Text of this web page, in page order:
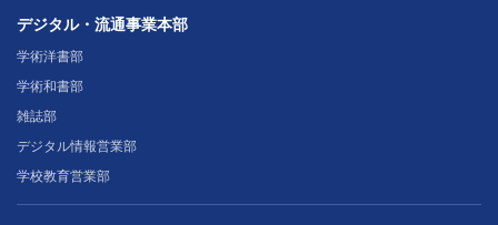
デジタル・流通事業本部
学術洋書部
学術和書部
雑誌部
デジタル情報営業部
学校教育営業部